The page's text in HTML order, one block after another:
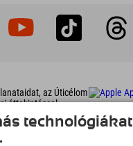
az Úticélom
áttekintéssel,
áttekintéssel és
le most!technológiákat